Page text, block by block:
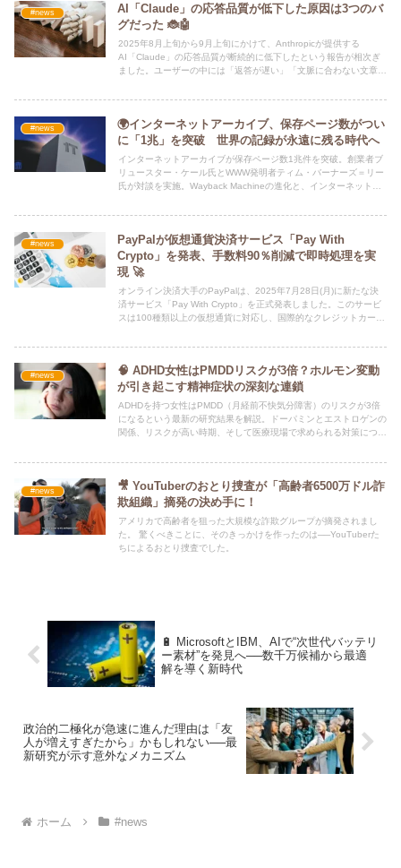
#news
AI「Claude」の応答品質が低下した原因は3つのバ
グだった 🐞🤖
2025年8月上旬から9月上旬にかけて、Anthropicが提供する
AI「Claude」の応答品質が断続的に低下したという報告が相次ぎ
ました。ユーザーの中には「返答が遅い」「文脈に合わない文章が
#news
🌍インターネットアーカイブ、保存ページ数がつい
に「1兆」を突破 世界の記録が永遠に残る時代へ
インターネットアーカイブが保存ページ数1兆件を突破。創業者ブ
リュースター・ケール氏とWWW発明者ティム・バーナーズ＝リー
氏が対談を実施。Wayback Machineの進化と、インターネットの
#news
PayPalが仮想通貨決済サービス「Pay With
Crypto」を発表、手数料90％削減で即時処理を実
現 🚀
オンライン決済大手のPayPalは、2025年7月28日(月)に新たな決
済サービス「Pay With Crypto」を正式発表しました。このサービ
スは100種類以上の仮想通貨に対応し、国際的なクレジットカード
#news
🧠 ADHD女性はPMDDリスクが3倍？ホルモン変動
が引き起こす精神症状の深刻な連鎖
ADHDを持つ女性はPMDD（月経前不快気分障害）のリスクが3倍
になるという最新の研究結果を解説。ドーパミンとエストロゲンの
関係、リスクが高い時期、そして医療現場で求められる対策につい
#news
🎥 YouTuberのおとり捜査が「高齢者6500万ドル詐
欺組織」摘発の決め手に！
アメリカで高齢者を狙った大規模な詐欺グループが摘発されまし
た。 驚くべきことに、そのきっかけを作ったのは──YouTuberた
ちによるおとり捜査でした。
🔋 MicrosoftとIBM、AIで“次世代バッテリ
ー素材”を発見へ──数千万候補から最適
解を導く新時代
政治的二極化が急速に進んだ理由は「友
人が増えすぎたから」かもしれない──最
新研究が示す意外なメカニズム
ホーム #news